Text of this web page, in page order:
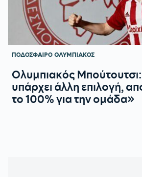
ΠΟΔΟΣΦΑΙΡΟ ΟΛΥΜΠΙΑΚΟΣ
Ολυμπιακός
υπάρχει άλλη επιλογή,
το 100% για την ομάδα»